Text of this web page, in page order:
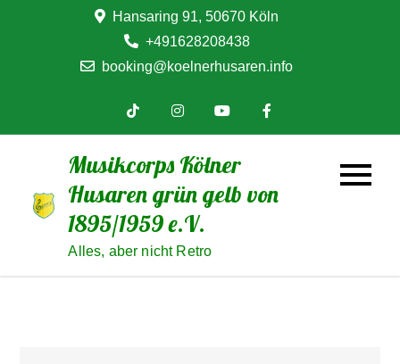
Hansaring 91, 50670 Köln
+491628208438
booking@koelnerhusaren.info
Musikcorps Kölner
Husaren grün gelb von
1895/1959 e.V.
Alles, aber nicht Retro